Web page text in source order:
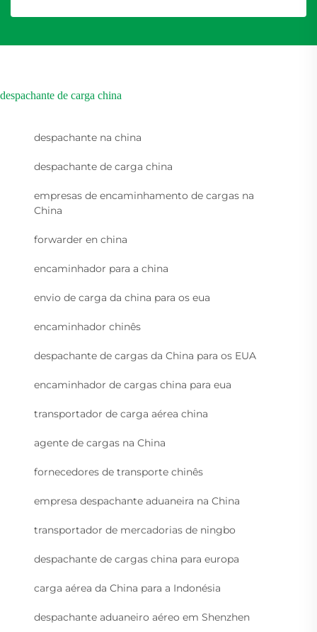
despachante de carga china
despachante na china
despachante de carga china
empresas de encaminhamento de cargas na
China
forwarder en china
encaminhador para a china
envio de carga da china para os eua
encaminhador chinês
despachante de cargas da China para os EUA
encaminhador de cargas china para eua
transportador de carga aérea china
agente de cargas na China
fornecedores de transporte chinês
empresa despachante aduaneira na China
transportador de mercadorias de ningbo
despachante de cargas china para europa
carga aérea da China para a Indonésia
despachante aduaneiro aéreo em Shenzhen